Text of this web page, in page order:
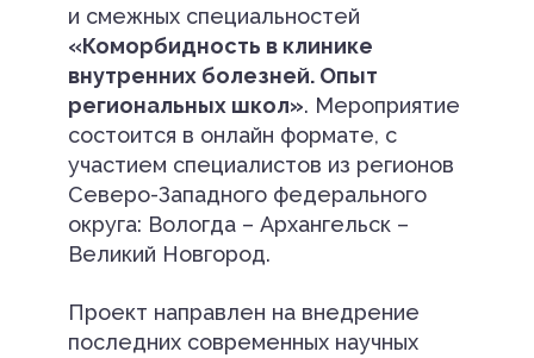
и смежных специальностей
«Коморбидность в клинике
внутренних болезней. Опыт
региональных школ». Мероприятие
состоится в онлайн формате, с
участием специалистов из регионов
Северо-Западного федерального
округа: Вологда – Архангельск –
Великий Новгород.
Проект направлен на внедрение
последних современных научных